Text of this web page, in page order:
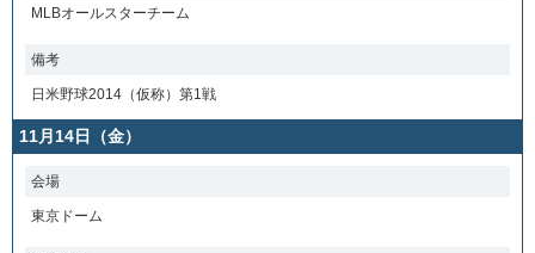
MLBオールスターチーム
備考
日米野球2014（仮称）第1戦
11月14日（金）
会場
東京ドーム